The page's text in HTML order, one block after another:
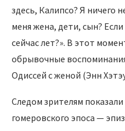
здесь, Калипсо? Я ничего
меня жена, дети, сын?
сейчас лет?». В этот
обрывочные
Одиссей с женой (Энн
Следом зрителям
гомеровского эпоса —